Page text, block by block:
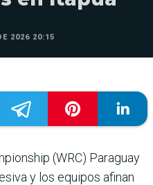
2026 20:15
(WRC) Paraguay
y los equipos afinan